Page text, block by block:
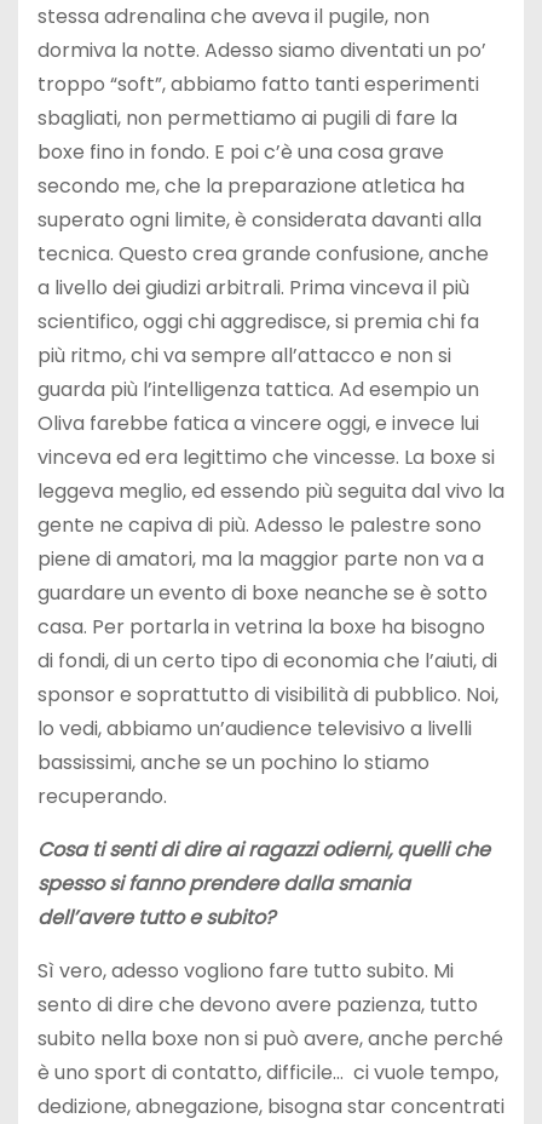
stessa adrenalina che aveva il pugile, non
dormiva la notte. Adesso siamo diventati un po’
troppo “soft”, abbiamo fatto tanti esperimenti
sbagliati, non permettiamo ai pugili di fare la
boxe fino in fondo. E poi c’è una cosa grave
secondo me, che la preparazione atletica ha
superato ogni limite, è considerata davanti alla
tecnica. Questo crea grande confusione, anche
a livello dei giudizi arbitrali. Prima vinceva il più
scientifico, oggi chi aggredisce, si premia chi fa
più ritmo, chi va sempre all’attacco e non si
guarda più l’intelligenza tattica. Ad esempio un
Oliva farebbe fatica a vincere oggi, e invece lui
vinceva ed era legittimo che vincesse. La boxe si
leggeva meglio, ed essendo più seguita dal vivo la
gente ne capiva di più. Adesso le palestre sono
piene di amatori, ma la maggior parte non va a
guardare un evento di boxe neanche se è sotto
casa. Per portarla in vetrina la boxe ha bisogno
di fondi, di un certo tipo di economia che l’aiuti, di
sponsor e soprattutto di visibilità di pubblico. Noi,
lo vedi, abbiamo un’audience televisivo a livelli
bassissimi, anche se un pochino lo stiamo
recuperando.
Cosa ti senti di dire ai ragazzi odierni, quelli che
spesso si fanno prendere dalla smania
dell’avere tutto e subito?
Sì vero, adesso vogliono fare tutto subito. Mi
sento di dire che devono avere pazienza, tutto
subito nella boxe non si può avere, anche perché
è uno sport di contatto, difficile… ci vuole tempo,
dedizione, abnegazione, bisogna star concentrati